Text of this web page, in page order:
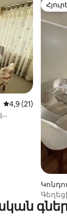
Միջին
4,9 (21)